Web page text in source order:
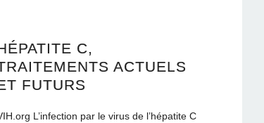
C,
ACTUELS
FUTURS
L’infection par le virus de l’hépatite C